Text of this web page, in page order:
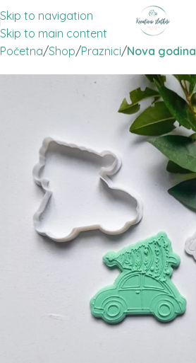
Skip to navigation
Skip to main content
Početna Shop Praznici Nova godina